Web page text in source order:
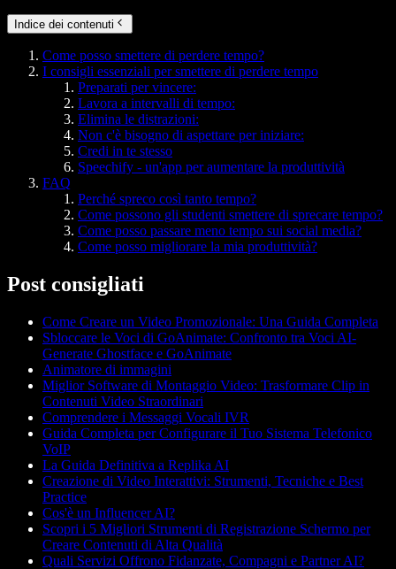
Indice dei contenuti
Come posso smettere di perdere tempo?
I consigli essenziali per smettere di perdere tempo
Preparati per vincere:
Lavora a intervalli di tempo:
Elimina le distrazioni:
Non c'è bisogno di aspettare per iniziare:
Credi in te stesso
Speechify - un'app per aumentare la produttività
FAQ
Perché spreco così tanto tempo?
Come possono gli studenti smettere di sprecare tempo?
Come posso passare meno tempo sui social media?
Come posso migliorare la mia produttività?
Post consigliati
Come Creare un Video Promozionale: Una Guida Completa
Sbloccare le Voci di GoAnimate: Confronto tra Voci AI-
Generate Ghostface e GoAnimate
Animatore di immagini
Miglior Software di Montaggio Video: Trasformare Clip in
Contenuti Video Straordinari
Comprendere i Messaggi Vocali IVR
Guida Completa per Configurare il Tuo Sistema Telefonico
VoIP
La Guida Definitiva a Replika AI
Creazione di Video Interattivi: Strumenti, Tecniche e Best
Practice
Cos'è un Influencer AI?
Scopri i 5 Migliori Strumenti di Registrazione Schermo per
Creare Contenuti di Alta Qualità
Quali Servizi Offrono Fidanzate, Compagni e Partner AI?